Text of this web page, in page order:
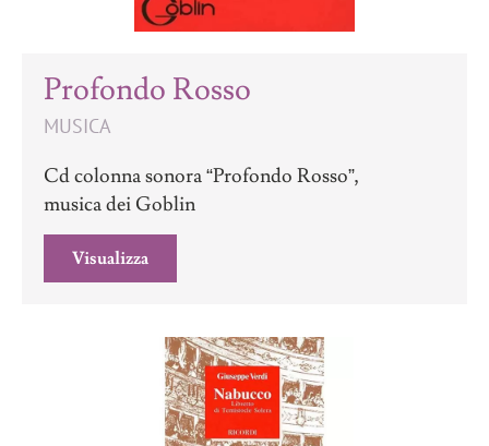
Profondo Rosso
MUSICA
Cd colonna sonora “Profondo Rosso”,
musica dei Goblin
Visualizza